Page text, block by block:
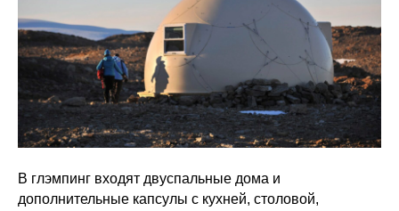
В глэмпинг входят двуспальные дома и
дополнительные капсулы с кухней, столовой,